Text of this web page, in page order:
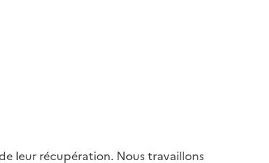
leur récupération. Nous travaillons